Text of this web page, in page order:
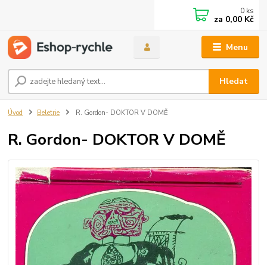
Menu
Hledat
0 ks
za 0,00 Kč
Úvod Beletrie R. Gordon- DOKTOR V DOMĚ
R. Gordon- DOKTOR V DOMĚ